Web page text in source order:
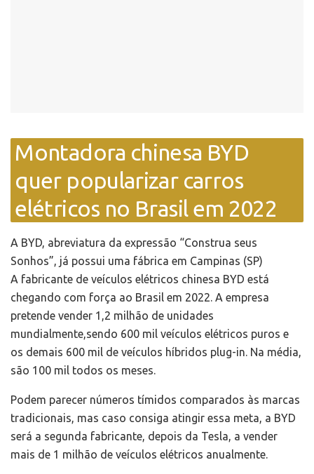
Montadora chinesa BYD
quer popularizar carros
elétricos no Brasil em 2022
A BYD, abreviatura da expressão “Construa seus
Sonhos”, já possui uma fábrica em Campinas (SP)
A fabricante de veículos elétricos chinesa BYD está
chegando com força ao Brasil em 2022. A empresa
pretende vender 1,2 milhão de unidades
mundialmente,sendo 600 mil veículos elétricos puros e
os demais 600 mil de veículos híbridos plug-in. Na média,
são 100 mil todos os meses.
Podem parecer números tímidos comparados às marcas
tradicionais, mas caso consiga atingir essa meta, a BYD
será a segunda fabricante, depois da Tesla, a vender
mais de 1 milhão de veículos elétricos anualmente.